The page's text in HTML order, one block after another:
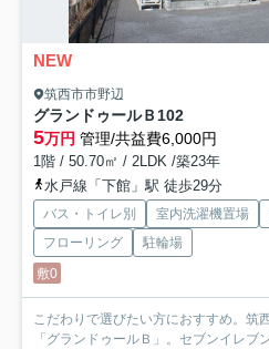
NEW
筑西市市野辺
グランドゥールＢ 102
5万円 管理/共益費6,000円
1階 / 50.70㎡ / 2LDK /築23年
水戸線「下館」駅 徒歩29分
バス・トイレ別 室内洗濯機置場
フローリング
駐輪場
敷0
こだわりで選びたい方におすすめ。筑
「グランドゥールＢ」。セブンイレブ